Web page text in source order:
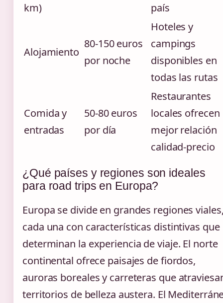
km)
país
Alojamiento
80-150 euros
por noche
Hoteles y
campings
disponibles en
todas las rutas
Comida y
entradas
50-80 euros
por día
Restaurantes
locales ofrecen
mejor relación
calidad-precio
¿Qué países y regiones son ideales
para road trips en Europa?
Europa se divide en grandes regiones
cada una con características distintivas que
determinan la experiencia de viaje. El norte
continental ofrece paisajes de fiordos,
auroras boreales y carreteras que
territorios de belleza austera. El